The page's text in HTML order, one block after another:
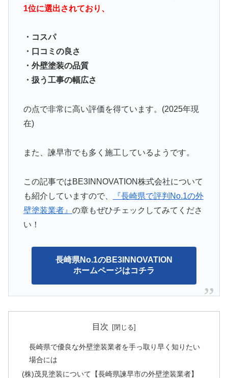
1位に選出されており、
・コスパ
・口コミの良さ
・外壁塗装の品質
・扱う工事の幅広さ
の点で非常に高い評価を得ています。(2025年現
在)
また、諫早市でも多く施工しているようです。
この記事ではBE3INNOVATION株式会社について
も紹介していますので、
『長崎県で評判No.1の外
壁塗装業者』 の章もぜひチェックしてみてくださ
い！
長崎県No.1のBE3INNOVATION
ホームページはコチラ
目次
長崎県で優良な外壁塗装業者を手っ取り早く知りたい
場合には
(株)茂見塗装について【長崎県諫早市の外壁塗装業者】